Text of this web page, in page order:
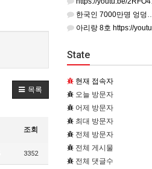
목록
조회
3352
한국인 7000만명 엉덩이에 푸른점~신이 새겨준 화인(火印)을 새겨준 한국인의 엉덩이에 새겨진 화인이었다.
아리랑 8호 https://youtu.be/vLNUfa34sPI?si=H5SLK_1iJPxSRBQa
State
현재 접속자
오늘 방문자
어제 방문자
최대 방문자
전체 방문자
전체 게시물
전체 댓글수